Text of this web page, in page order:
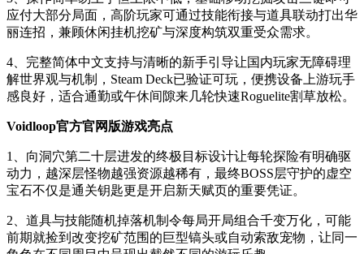
应付大部分局面，高阶玩家可通过技能衔接与道具联动打出华
丽连招，兼顾休闲挂机挖矿与深度构筑双重受众需求。
4、完整简体中文支持与清晰的新手引导让国内玩家无障碍理
解世界观与机制，Steam Deck已验证可玩，便携设备上游玩手
感良好，适合通勤或午休间隙来几轮快速Roguelite割草放松。
Voidloop官方官网版游戏亮点
1、向洞穴第二十层进发的终极目标设计让每轮探险有明确驱
动力，越深层怪物越强资源越稀有，最终BOSS层守护的虚空
宝石不仅是通关钥匙更是开启新天赋页的重要凭证。
2、道具与技能随机掉落机制令每局开局组合千变万化，可能
前期就捡到改变挖矿范围的巨型镐头或自动索敌宠物，让同一